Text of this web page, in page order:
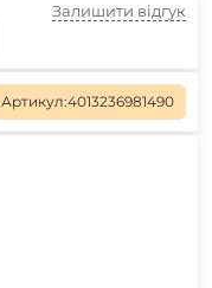
Залишити відгук
Артикул:4013236981490